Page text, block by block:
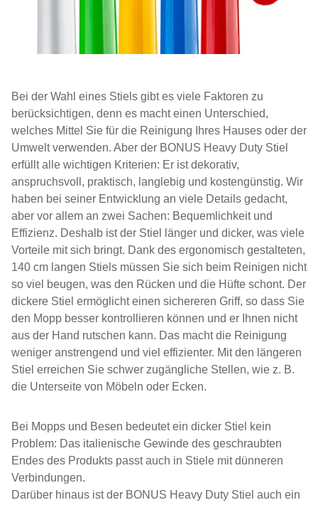
Bei der Wahl eines Stiels gibt es viele Faktoren zu
berücksichtigen, denn es macht einen Unterschied,
welches Mittel Sie für die Reinigung Ihres Hauses oder der
Umwelt verwenden. Aber der BONUS Heavy Duty Stiel
erfüllt alle wichtigen Kriterien: Er ist dekorativ,
anspruchsvoll, praktisch, langlebig und kostengünstig. Wir
haben bei seiner Entwicklung an viele Details gedacht,
aber vor allem an zwei Sachen: Bequemlichkeit und
Effizienz. Deshalb ist der Stiel länger und dicker, was viele
Vorteile mit sich bringt. Dank des ergonomisch gestalteten,
140 cm langen Stiels müssen Sie sich beim Reinigen nicht
so viel beugen, was den Rücken und die Hüfte schont. Der
dickere Stiel ermöglicht einen sichereren Griff, so dass Sie
den Mopp besser kontrollieren können und er Ihnen nicht
aus der Hand rutschen kann. Das macht die Reinigung
weniger anstrengend und viel effizienter. Mit den längeren
Stiel erreichen Sie schwer zugängliche Stellen, wie z. B.
die Unterseite von Möbeln oder Ecken.
Bei Mopps und Besen bedeutet ein dicker Stiel kein
Problem: Das italienische Gewinde des geschraubten
Endes des Produkts passt auch in Stiele mit dünneren
Verbindungen.
Darüber hinaus ist der BONUS Heavy Duty Stiel auch ein